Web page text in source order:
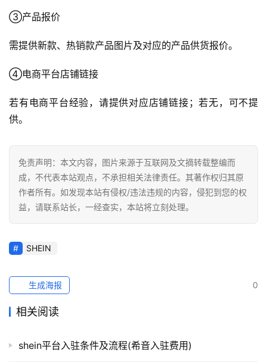
③产品报价
需提供新款、热销款产品图片及对应的产品供货报价。
④电商平台店铺链接
若有电商平台经验，请提供对应店铺链接；若无，可不提
供。
免责声明：本文内容，图片来源于互联网及文摘转载整编而
成，不代表本站观点，不承担相关法律责任。其著作权归其原
作者所有。如发现本站有侵权/违法违规的内容，侵犯到您的权
益，请联系站长，一经查实，本站将立刻处理。
SHEIN
0
生成海报
相关阅读
shein平台入驻条件及流程(希音入驻费用)